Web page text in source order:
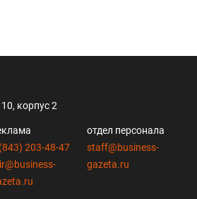
корпус 2
203-48-47
отдел персонала
staff@business-
gazeta.ru